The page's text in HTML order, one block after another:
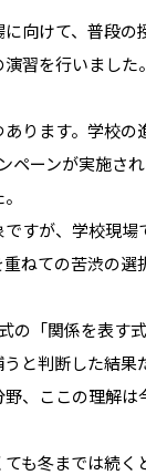
向けて、普段
習を行いました。
ります。学校
ペーンが実施さ
すが、学校現
ねての苦渋の
の「関係を表す
と判断した結果
、ここの理解
も冬までは続